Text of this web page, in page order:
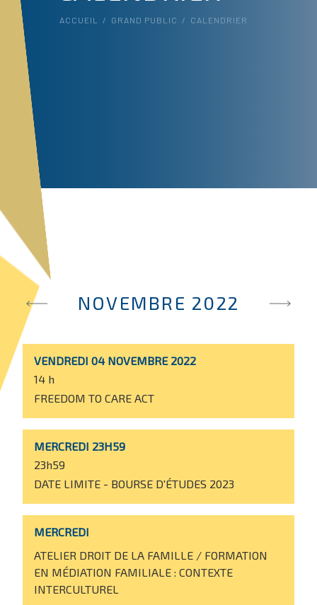
ACCUEIL / GRAND PUBLIC / CALENDRIER
NOVEMBRE 2022
VENDREDI 04 NOVEMBRE 2022
14 h
FREEDOM TO CARE ACT
MERCREDI 23H59
23h59
DATE LIMITE - BOURSE D'ÉTUDES 2023
MERCREDI
ATELIER DROIT DE LA FAMILLE / FORMATION
EN MÉDIATION FAMILIALE : CONTEXTE
INTERCULTUREL